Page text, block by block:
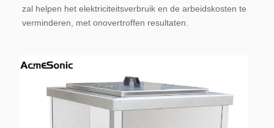
zal helpen het elektriciteitsverbruik en de arbeidskosten te
verminderen, met onovertroffen resultaten.